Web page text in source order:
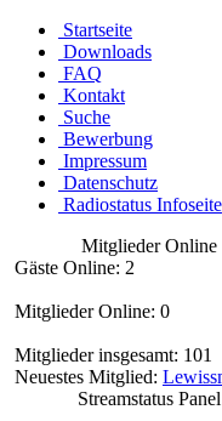
Startseite
Downloads
FAQ
Kontakt
Suche
Bewerbung
Impressum
Datenschutz
Radiostatus Infoseite
Mitglieder Online
Gäste Online: 2
Mitglieder Online: 0
Mitglieder insgesamt: 101
Neuestes Mitglied:
Streamstatus Panel